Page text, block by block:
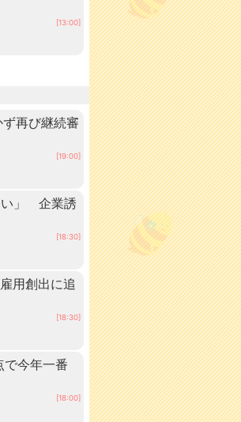
[13:00]
再び継続審
[19:00]
い」 企業誘
[18:30]
用創出に追
[18:30]
今年一番
[18:00]